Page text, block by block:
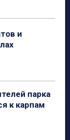
и
парка
к карпам